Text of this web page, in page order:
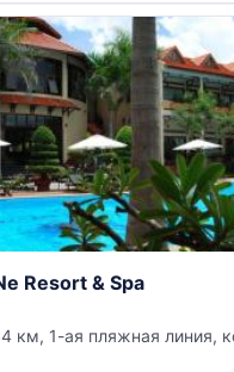
Resort & Spa
км, 1-ая пляжная линия,